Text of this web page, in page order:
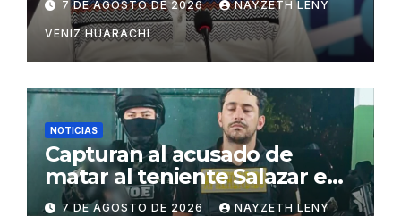
7 DE AGOSTO DE 2026 NAYZETH LENY
VENIZ HUARACHI
NOTICIAS
Capturan al acusado de
matar al teniente Salazar en
San Matías
7 DE AGOSTO DE 2026 NAYZETH LENY